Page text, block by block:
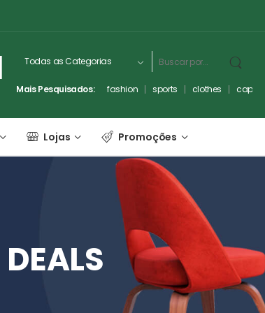
Mais Pesquisados: fashion sports clothes
Lojas Promoções
DEALS